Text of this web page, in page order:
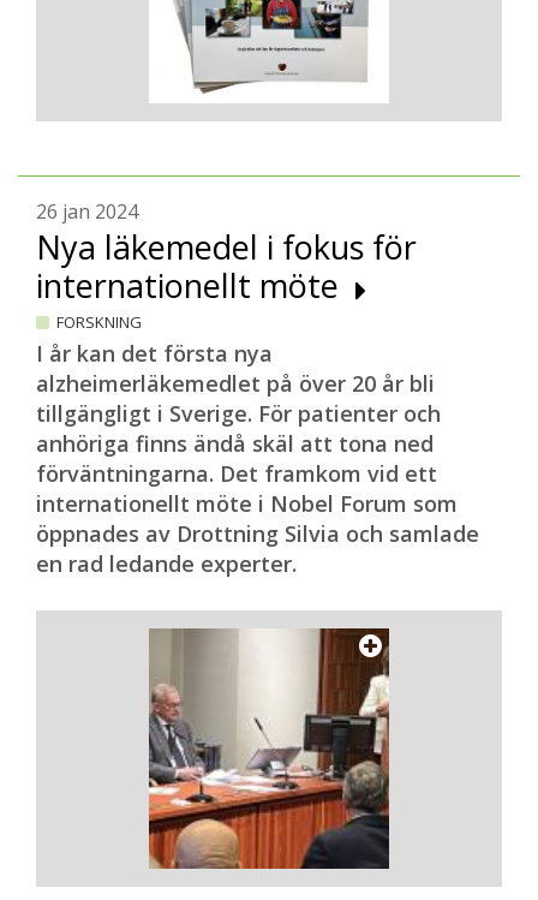
26 jan 2024
Nya läkemedel i fokus för
internationellt möte
FORSKNING
I år kan det första nya
alzheimerläkemedlet på över 20 år bli
tillgängligt i Sverige. För patienter och
anhöriga finns ändå skäl att tona ned
förväntningarna. Det framkom vid ett
internationellt möte i Nobel Forum som
öppnades av Drottning Silvia och samlade
en rad ledande experter.